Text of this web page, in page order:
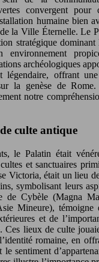
convergent
humaine bien
la Ville Éternelle. Le
stratégique
archéologiques
légendaire, offrant
la genèse de Rome.
notre
culte antique
le Palatin était
et sanctuaires
Victoria, était un lieu
symbolisant leurs
de Cybèle (Magna
Mineure), témoigne
et de
Ces lieux de culte
romaine, en
le sentiment